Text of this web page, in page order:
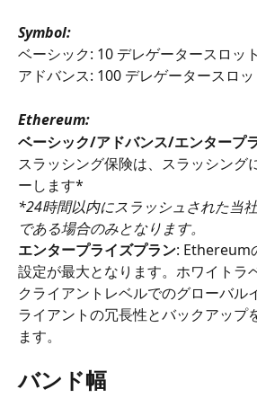
​Symbol:
ベーシック: 10 デレゲータースロット
アドバンス: 100 デレゲータースロッ
Ethereum:
ベーシック/アドバンス/エンタープ
スラッシング保険は、スラッシング
ーします*
*24時間以内にスラッシュされた当
である場合のみとなります。
エンタープライズプラン: Ethereum
設定が最大となります。ホワイトラ
クライアントレベルでのグローバル
ライアントの冗長性とバックアップ
ます。
バンド幅